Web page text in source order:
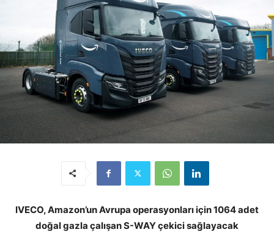
IVECO, Amazon’un Avrupa operasyonları için 1064 adet
doğal gazla çalışan S-WAY çekici sağlayacak